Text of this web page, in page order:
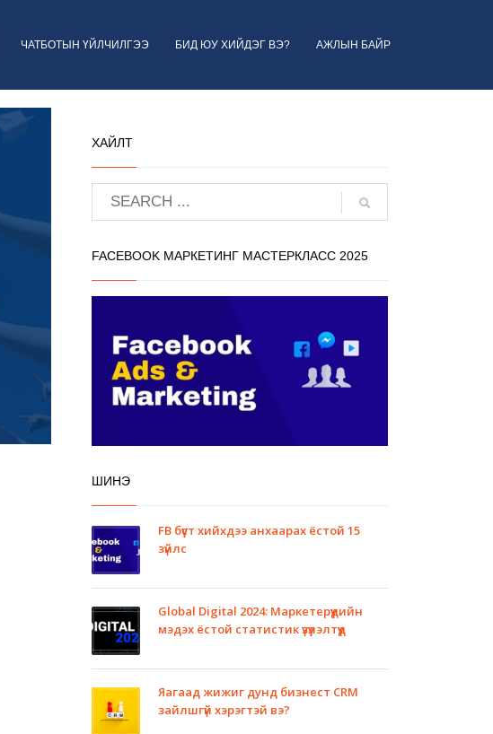
ЧАТБОТЫН ҮЙЛЧИЛГЭЭ БИД ЮУ ХИЙДЭГ ВЭ? АЖЛЫН БАЙР
ХАЙЛТ
FACEBOOK МАРКЕТИНГ МАСТЕРКЛАСС 2025
ШИНЭ
FB бүүст хийхдээ анхаарах ёстой 15
зүйлс
Global Digital 2024: Маркетерүүдийн
мэдэх ёстой статистик үзүүлэлтүүд
Яагаад жижиг дунд бизнест CRM
зайлшгүй хэрэгтэй вэ?